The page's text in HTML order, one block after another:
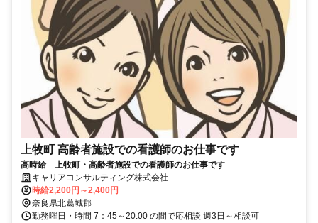
上牧町 高齢者施設での看護師のお仕事です
高時給 上牧町・高齢者施設での看護師のお仕事です
キャリアコンサルティング株式会社
時給2,200円～2,400円
奈良県北葛城郡
勤務曜日・時間 7：45～20:00 の間で応相談 週3日～相談可